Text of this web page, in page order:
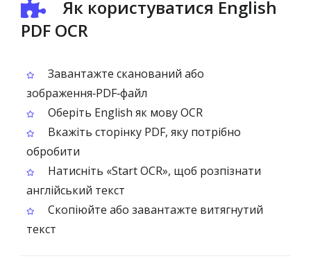
Як користуватися English
PDF OCR
Завантажте сканований або
зображення‑PDF‑файл
Оберіть English як мову OCR
Вкажіть сторінку PDF, яку потрібно
обробити
Натисніть «Start OCR», щоб розпізнати
англійський текст
Скопіюйте або завантажте витягнутий
текст